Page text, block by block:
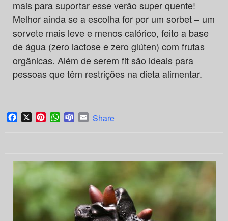
mais para suportar esse verão super quente!
Melhor ainda se a escolha for por um sorbet – um
sorvete mais leve e menos calórico, feito a base
de água (zero lactose e zero glúten) com frutas
orgânicas. Além de serem fit são ideais para
pessoas que têm restrições na dieta alimentar.
Facebook
X PinterestWhatsApp
TeamsEmail
Share